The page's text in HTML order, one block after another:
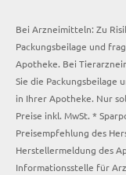
Bei Arzneimitteln: Zu
Packungsbeilage und
Apotheke. Bei
Sie die Packungsbeilage
in Ihrer Apotheke. Nur
Preise inkl. MwSt. *
Preisempfehlung des
Herstellermeldung des
Informationsstelle für